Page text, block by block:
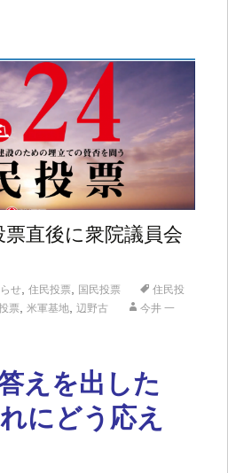
直後に衆院議員会
せ 住民投票, 国民投票
住民投
票, 米軍基地, 辺野古 今井 一
えを出した
にどう応え